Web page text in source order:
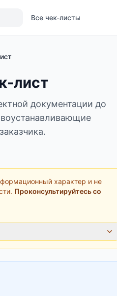
Все чек-листы
лист
документации до
характер и не
Проконсультируйтесь со